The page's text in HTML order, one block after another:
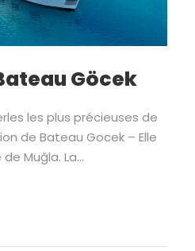
Göcek
les plus précieuses de
de Bateau Gocek – Elle
Muğla. La...